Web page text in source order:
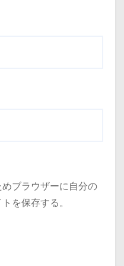
ブラウザーに自分の
を保存する。